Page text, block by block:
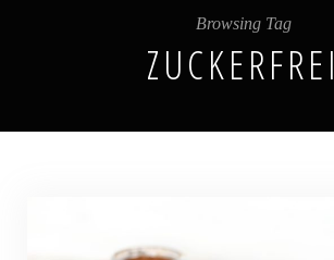
Browsing Tag
ZUCKERFREI